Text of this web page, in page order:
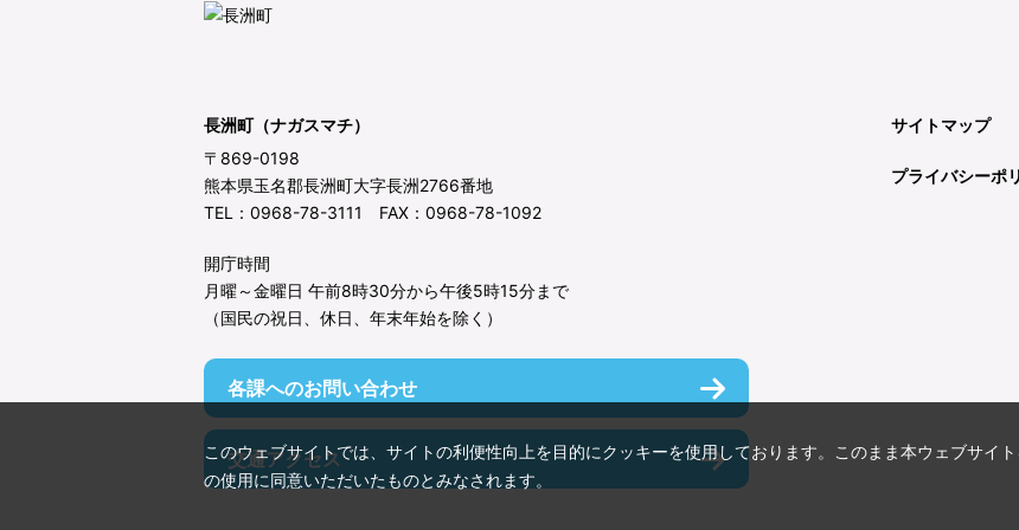
長洲町（ナガスマチ）
〒869-0198
熊本県玉名郡長洲町大字長洲2766番地
TEL：0968-78-3111 FAX：0968-78-1092
開庁時間
月曜～金曜日 午前8時30分から午後5時15分まで
（国民の祝日、休日、年末年始を除く）
各課へのお問い合わせ
交通アクセス
サイトマップ
プライバシーポ
このウェブサイトでは、サイトの利便性向上を目的にクッキーを使用しております。このまま本ウェブサイ
の使用に同意いただいたものとみなされます。